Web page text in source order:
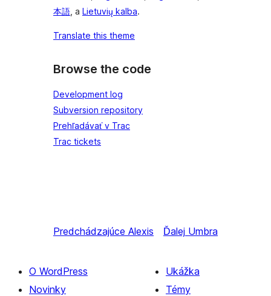
本語, a Lietuvių kalba.
Translate this theme
Browse the code
Development log
Subversion repository
Prehľadávať v Trac
Trac tickets
Predchádzajúce Alexis Ďalej Umbra
O WordPress
Novinky
Ukážka
Témy